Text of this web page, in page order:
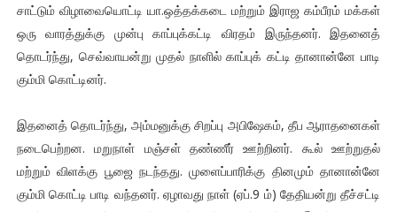
சாட்டும் விழாவையொட்டி யா.ஒத்தக்கடை மற்றும் இராஜ கம்பீரம் மக்கள்
ஒரு வாரத்துக்கு முன்பு காப்புக்கட்டி விரதம் இருந்தனர். இதனைத்
தொடர்ந்து, செவ்வாயன்று முதல் நாளில் காப்புக் கட்டி தானான்னே பாடி
கும்மி கொட்டினர்.
இதனைத் தொடர்ந்து, அம்மனுக்கு சிறப்பு அபிஷேகம், தீப ஆராதனைகள்
நடைபெற்றன. மறுநாள் மஞ்சள் தண்ணீர் ஊற்றினர். கூல் ஊற்றுதல்
மற்றும் விளக்கு பூஜை நடந்தது. முளைப்பாரிக்கு தினமும் தானான்னே
கும்மி கொட்டி பாடி வந்தனர். ஏழாவது நாள் (ஏப்.9 ம்) தேதியன்று தீச்சட்டி